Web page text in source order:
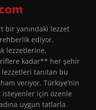
bir yanındaki lezzet
ediyor.
lezzetlerine,
kadar** her şehir
tanıtan bu
veriyor. Türkiye’nin
isteyenler için özenle
uygun tatlarla